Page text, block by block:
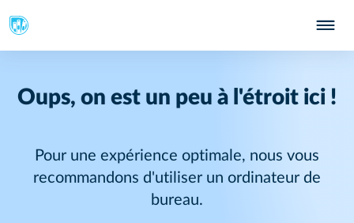
Oups, on est un peu à l'étroit ici !
Pour une expérience optimale, nous vous
recommandons d'utiliser un ordinateur de
bureau.